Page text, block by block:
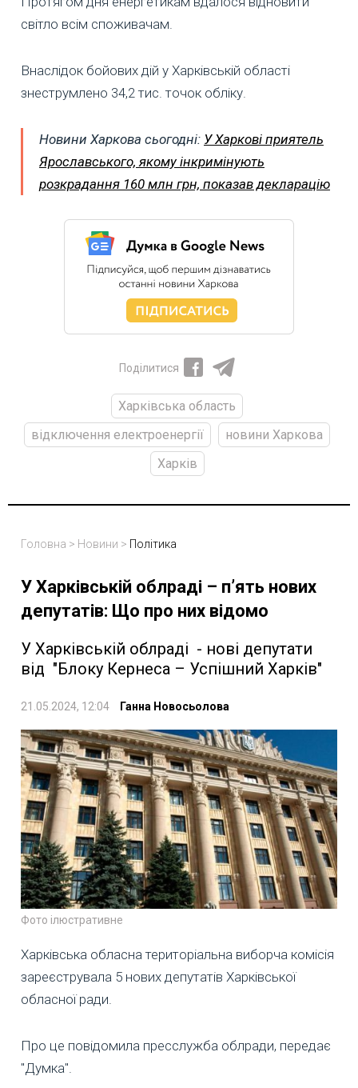
світло всім споживачам.
Внаслідок бойових дій у Харківській області
знеструмлено 34,2 тис. точок обліку.
Новини Харкова сьогодні: У Харкові приятель
Ярославського, якому інкримінують
розкрадання 160 млн грн, показав декларацію
Поділитися
Харківська область
відключення електроенергії
новини Харкова
Харків
Головна > Новини > Політика
У Харківській облраді – п’ять нових
депутатів: Що про них відомо
У Харківській облраді - нові депутати
від "Блоку Кернеса – Успішний Харків"
21.05.2024, 12:04 Ганна Новосьолова
Фото ілюстративне
Харківська обласна територіальна виборча комісія
зареєструвала 5 нових депутатів Харківської
обласної ради.
Про це повідомила пресслужба облради, передає
"Думка".